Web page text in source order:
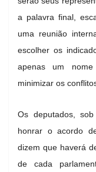
a palavra final,
uma reunião
escolher os
apenas um
minimizar os
Os deputados,
honrar o acordo
dizem que haverá
de cada